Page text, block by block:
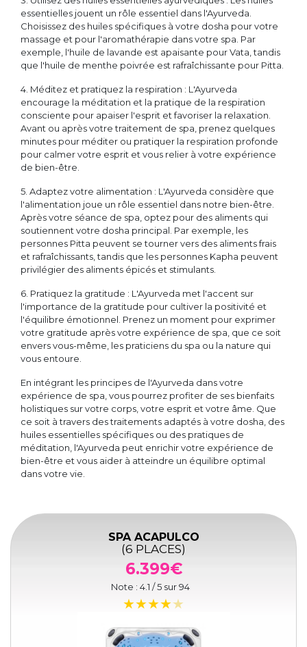
essentielles jouent un rôle essentiel dans l'Ayurveda.
Choisissez des huiles spécifiques à votre dosha pour votre
massage et pour l'aromathérapie dans votre spa. Par
exemple, l'huile de lavande est apaisante pour Vata, tandis
que l'huile de menthe poivrée est rafraîchissante pour Pitta.
4. Méditez et pratiquez la respiration : L'Ayurveda
encourage la méditation et la pratique de la respiration
consciente pour apaiser l'esprit et favoriser la relaxation.
Avant ou après votre traitement de spa, prenez quelques
minutes pour méditer ou pratiquer la respiration profonde
pour calmer votre esprit et vous relier à votre expérience
de bien-être.
5. Adaptez votre alimentation : L'Ayurveda considère que
l'alimentation joue un rôle essentiel dans notre bien-être.
Après votre séance de spa, optez pour des aliments qui
soutiennent votre dosha principal. Par exemple, les
personnes Pitta peuvent se tourner vers des aliments frais
et rafraîchissants, tandis que les personnes Kapha peuvent
privilégier des aliments épicés et stimulants.
6. Pratiquez la gratitude : L'Ayurveda met l'accent sur
l'importance de la gratitude pour cultiver la positivité et
l'équilibre émotionnel. Prenez un moment pour exprimer
votre gratitude après votre expérience de spa, que ce soit
envers vous-même, les praticiens du spa ou la nature qui
vous entoure.
En intégrant les principes de l'Ayurveda dans votre
expérience de spa, vous pourrez profiter de ses bienfaits
holistiques sur votre corps, votre esprit et votre âme. Que
ce soit à travers des traitements adaptés à votre dosha, des
huiles essentielles spécifiques ou des pratiques de
méditation, l'Ayurveda peut enrichir votre expérience de
bien-être et vous aider à atteindre un équilibre optimal
dans votre vie.
SPA ACAPULCO
(6 PLACES)
6.399€
Note : 4.1 / 5 sur94